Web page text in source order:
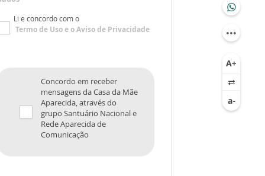
Li e concordo com o
Termo de Usoe oAviso de Privacidade
Concordo em receber
mensagens da Casa da Mãe
Aparecida, através do
grupo Santuário Nacional e
Rede Aparecida de
Comunicação